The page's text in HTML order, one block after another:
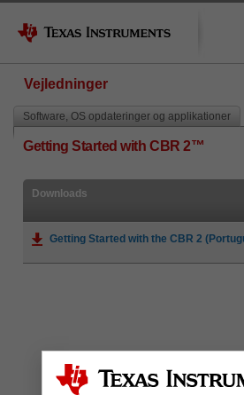
Vejledninger
Software, OS opdateringer og applikationer
Getting Started with CBR 2™
Downloads
Getting Started with the CBR 2